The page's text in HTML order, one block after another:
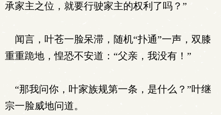
承家主之位，就要行驶家主的权利了吗？”
闻言，叶苍一脸呆滞，随机“扑通”一声，双膝
重重跪地，惶恐不安道：“父亲，我没有！”
“那我问你，叶家族规第一条，是什么？”叶继
宗一脸威地问道。